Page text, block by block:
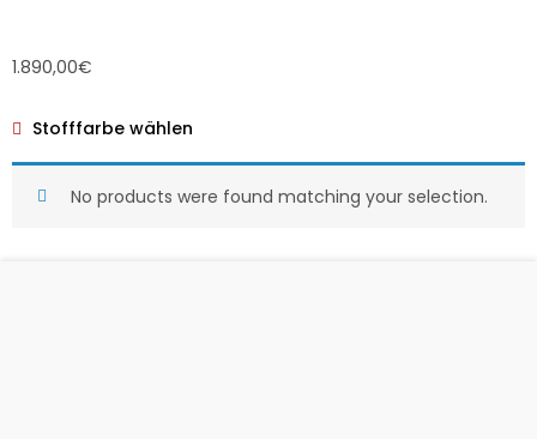
1.890,00€
Stofffarbe wählen
No products were found matching your selection.